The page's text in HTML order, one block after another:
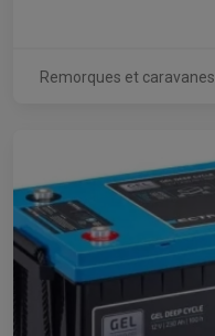
Remorques et caravanes